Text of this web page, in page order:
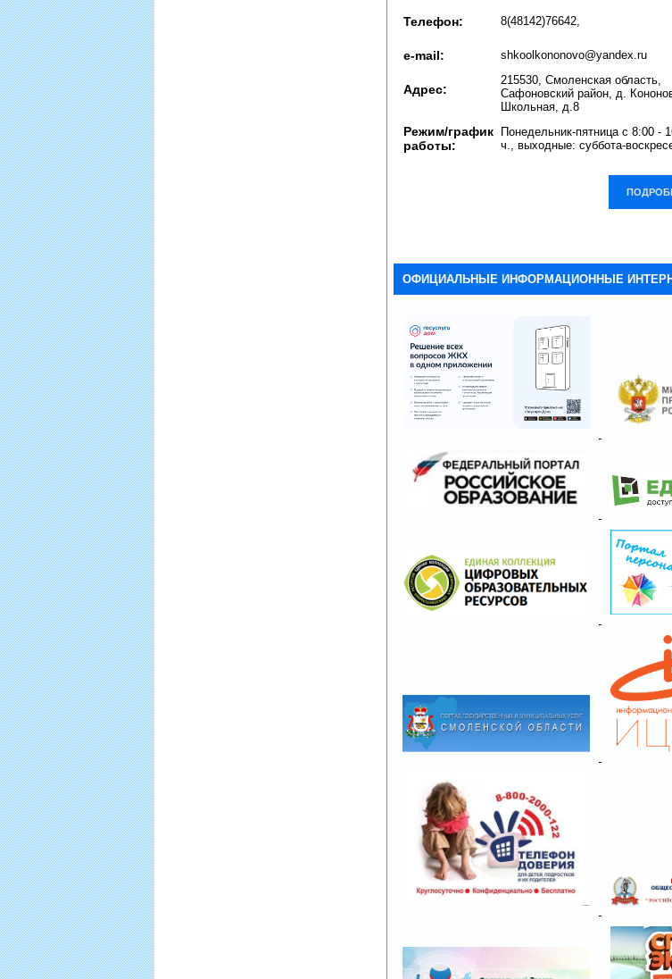
Телефон: 8(48142)76642,
e-mail: shkoolkononovo@yandex.ru
Адрес:
215530, Смоленская область,
Сафоновский район, д.
Школьная, д.8
Режим/график
работы:
Понедельник-пятница с 8:00 -
ч., выходные: суббота-
ОФИЦИАЛЬНЫЕ ИНФОРМАЦИОННЫЕ